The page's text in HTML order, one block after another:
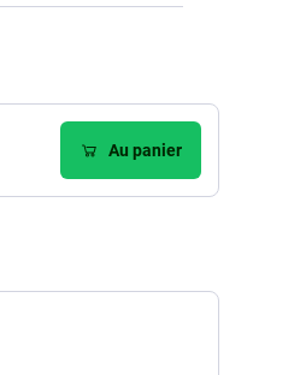
Au panier